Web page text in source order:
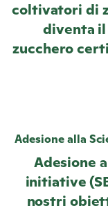
coltivatori di
diventa
zucchero
Adesione alla
Adesione
initiative
nostri